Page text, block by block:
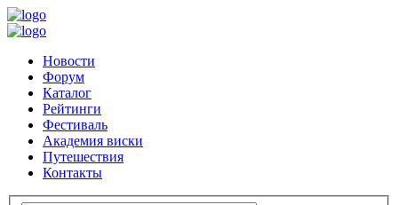
Новости
Форум
Каталог
Рейтинги
Фестиваль
Академия виски
Путешествия
Контакты